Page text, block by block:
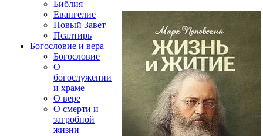
Библия
Евангелие
Новый Завет
Псалтирь
Богословие и вера
Богословие
О
богослужении
и храме
О вере
О смерти и
загробной
жизни